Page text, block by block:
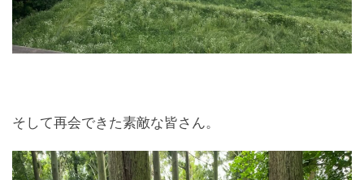
そして再会できた素敵な皆さん。